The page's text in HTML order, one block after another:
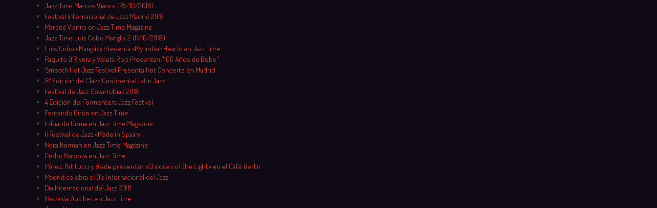
Jazz Time Marcos Vianna (25/10/2018)
Festival Internacional de Jazz Madrid 2018
Marcos Vianna en Jazz Time Magazine
Jazz Time Luis Cobo Manglis 2 (11/10/2018)
Luis Cobo «Manglis» Presenta «My Indian Heart» en Jazz Time
Paquito D´Rivera y Veleta Roja Presentan “100 Años de Bebo”
Smooth Hot Jazz Festival Presenta Hot Concerts en Madrid
8ª Edición del Clazz Continental Latin Jazz
Festival de Jazz Covarrubias 2018
4 Edición del Formentera Jazz Festival
Fernando Girón en Jazz Time
Eduardo Coma en Jazz Time Magazine
II Festival de Jazz «Made in Spain»
Nora Norman en Jazz Time Magazine
Pedro Barboza en Jazz Time
Pérez, Patitucci y Blade presentan «Children of the Light» en el Café Berlín
Madrid celebra el Día Internacional del Jazz
Día Internacional del Jazz 2018
Nastasia Zürcher en Jazz Time